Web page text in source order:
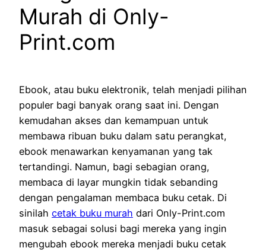
Murah di Only-
Print.com
Ebook, atau buku elektronik, telah menjadi pilihan
populer bagi banyak orang saat ini. Dengan
kemudahan akses dan kemampuan untuk
membawa ribuan buku dalam satu perangkat,
ebook menawarkan kenyamanan yang tak
tertandingi. Namun, bagi sebagian orang,
membaca di layar mungkin tidak sebanding
dengan pengalaman membaca buku cetak. Di
sinilah cetak buku murah dari Only-Print.com
masuk sebagai solusi bagi mereka yang ingin
mengubah ebook mereka menjadi buku cetak